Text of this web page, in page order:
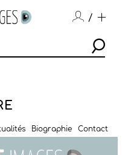
/
Biographie Contact